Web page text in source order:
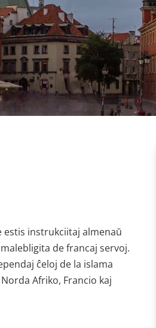
estis instrukciitaj almenaŭ
de francaj servoj.
ĉeloj de la islama
Afriko, Francio kaj